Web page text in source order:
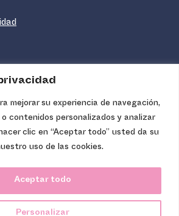
mejorar su experiencia de navegación,
contenidos personalizados y analizar
clic en “Aceptar todo” usted da su
uso de las cookies.
Personalizar
Aceptar todo
de insumos médicos. Nuestros
proveer servicios de aborto seguro
que ofrecemos no tienen costo
no lucrativo.